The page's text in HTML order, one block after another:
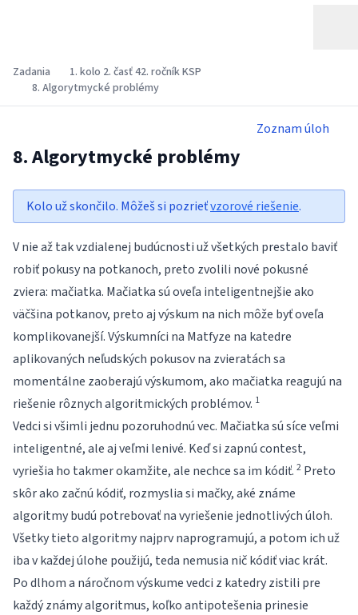
Zadania
1. kolo 2. časť 42. ročník KSP
8. Algorytmycké problémy
Zoznam úloh
8. Algorytmycké problémy
Kolo už skončilo. Môžeš si pozrieťvzorové riešenie.
V nie až tak vzdialenej budúcnosti už všetkých prestalo baviť
robiť pokusy na potkanoch, preto zvolili nové pokusné
zviera: mačiatka. Mačiatka sú oveľa inteligentnejšie ako
väčšina potkanov, preto aj výskum na nich môže byť oveľa
komplikovanejší. Výskumníci na Matfyze na katedre
aplikovaných neľudských pokusov na zvieratách sa
momentálne zaoberajú výskumom, ako mačiatka reagujú na
riešenie rôznych algoritmických problémov. 1
Vedci si všimli jednu pozoruhodnú vec. Mačiatka sú síce veľmi
inteligentné, ale aj veľmi lenivé. Keď si zapnú contest,
vyriešia ho takmer okamžite, ale nechce sa im kódiť. 2 Preto
skôr ako začnú kódiť, rozmyslia si mačky, aké známe
algoritmy budú potrebovať na vyriešenie jednotlivých úloh.
Všetky tieto algoritmy najprv naprogramujú, a potom ich už
iba v každej úlohe použijú, teda nemusia nič kódiť viac krát.
Po dlhom a náročnom výskume vedci z katedry zistili pre
každý známy algoritmus, koľko antipotešenia prinesie